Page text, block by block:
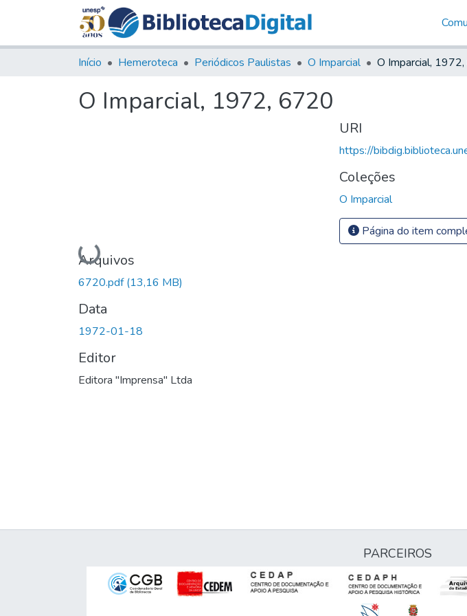
Início Hemeroteca Periódicos Paulistas O Imparcial O Imparcial,
O Imparcial, 1972, 6720
Carregando...
Arquivos
6720.pdf(13,16 MB)
Data
1972-01-18
Editor
Editora "Imprensa" Ltda
URI
https://
Coleções
O Imparcial
Página do item
PARCEIROS